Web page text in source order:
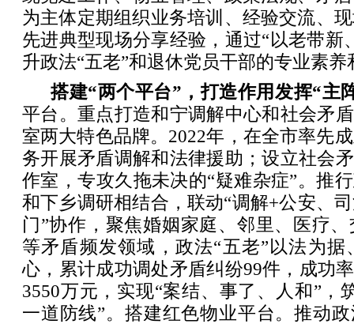
为主体定期组织业务培训、经验交流、
先进典型现场分享经验，通过“以老带新
升政法“五老”和退休党员干部的专业素
搭建“两个平台”，打造作用发挥“主
平台。重点打造和宁调解中心和社会矛
室两大特色品牌。2022年，在全市率先
务开展矛盾调解和法律援助；设立社会
作室，专攻久拖未决的“疑难杂症”。推
和下乡调研相结合，联动“调解+公安、
门”协作，聚焦婚姻家庭、邻里、医疗
等矛盾频发领域，政法“五老”以法为
心，累计成功调处矛盾纠纷99件，成功
3550万元，实现“案结、事了、人和”，
一道防线”。搭建红色物业平台。推动